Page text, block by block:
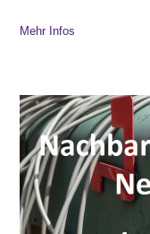
Mehr Infos